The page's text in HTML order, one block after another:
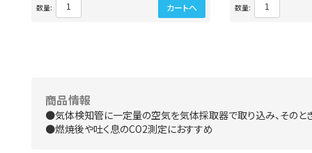
数量: カートへ 数量:
商品情報
●気体検知管に一定量の空気を気体採取器で取り込み、そのと
●燃焼後や吐く息のCO2測定におすすめ